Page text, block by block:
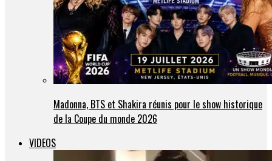
Madonna, BTS et Shakira réunis pour le show historique
de la Coupe du monde 2026
VIDEOS